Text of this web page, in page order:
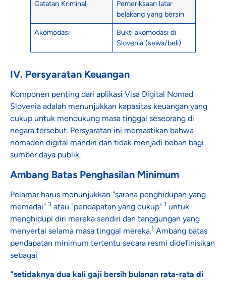
Catatan Kriminal
Pemeriksaan latar
belakang yang bersih
Akomodasi
Bukti akomodasi di
Slovenia (sewa/beli)
IV. Persyaratan Keuangan
Komponen penting dari aplikasi Visa Digital Nomad
Slovenia adalah menunjukkan kapasitas keuangan yang
cukup untuk mendukung masa tinggal seseorang di
negara tersebut. Persyaratan ini memastikan bahwa
nomaden digital mandiri dan tidak menjadi beban bagi
sumber daya publik.
Ambang Batas Penghasilan Minimum
Pelamar harus menunjukkan "sarana penghidupan yang
memadai" 3 atau "pendapatan yang cukup" 1 untuk
menghidupi diri mereka sendiri dan tanggungan yang
menyertai selama masa tinggal mereka.1 Ambang batas
pendapatan minimum tertentu secara resmi didefinisikan
sebagai
"setidaknya dua kali gaji bersih bulanan rata-rata di